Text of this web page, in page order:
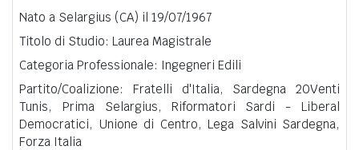
Nato a Selargius (CA) il 19/07/1967
Titolo di Studio: Laurea Magistrale
Categoria Professionale: Ingegneri Edili
Partito/Coalizione: Fratelli d'Italia, Sardegna 20Venti
Tunis, Prima Selargius, Riformatori Sardi - Liberal
Democratici, Unione di Centro, Lega Salvini Sardegna,
Forza Italia